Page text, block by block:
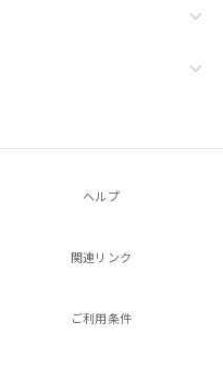
ヘルプ
関連リンク
ご利用条件